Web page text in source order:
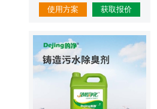
使用方案 获取报价